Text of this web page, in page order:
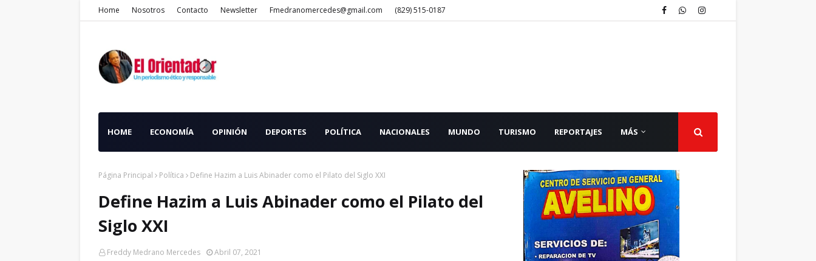
Home Nosotros Contacto Newsletter Fmedranomercedes@gmail.com (829) 515-0187
HOME ECONOMÍA OPINIÓN DEPORTES POLÍTICA NACIONALES MUNDO TURISMO REPORTAJES MÁS
Página Principal Política Define Hazim a Luis Abinader como el Pilato del Siglo XXI
Define Hazim a Luis Abinader como el Pilato del
Siglo XXI
Freddy Medrano Mercedes Abril 07, 2021